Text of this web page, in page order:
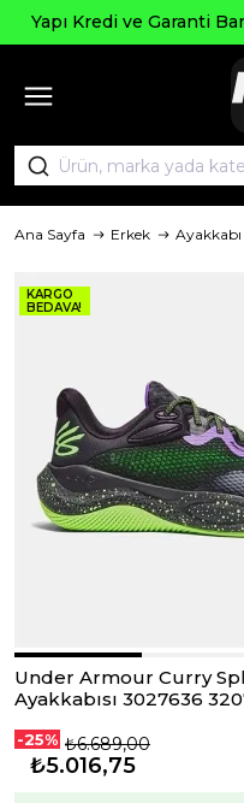
Yapı Kredi ve Garanti
Ana Sayfa Erkek
KARGO
BEDAVA!
Under Armour Curry
Ayakkabısı 3027636
-25% ₺6.689,00
₺5.016,75